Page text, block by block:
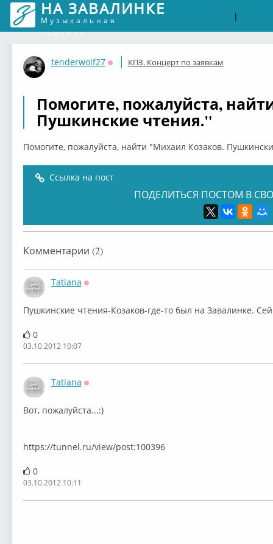
НА ЗАВАЛИНКЕ
Музыкальная
соцсеть
|
tenderwolf27
Оффлайн
КПЗ. Концерт по заявкам
Помогите, пожалуйста,
Пушкинские чтения."
Помогите, пожалуйста, найти "Михаил Козаков.
Ссылка на пост
ПОДЕЛИТЬСЯ ПОСТОМ В
Комментарии (2)
Tatiana
Пушкинские чтения-Козаков-где-то был на Завалинке.
0
03.10.2012 10:07
Tatiana
Вот, пожалуйста...:)
https://tunnel.ru/view/post:100396
0
03.10.2012 10:11